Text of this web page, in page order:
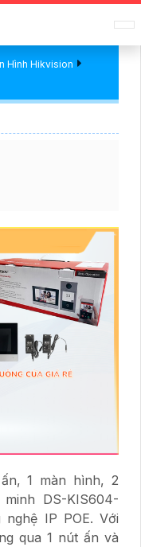
Hình Hikvision
1 màn hình, 2
DS-KIS604-
IP POE. Với
qua 1 nút ấn và